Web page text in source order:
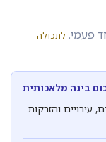
פעמי. לתכולה
בינה מלאכותית
עירויים והזרקות.